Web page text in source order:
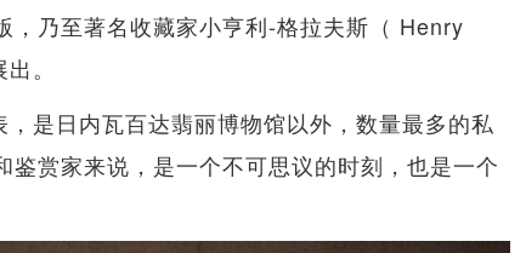
，乃至著名收藏家小亨利-格拉夫斯（ Henry
。
是日内瓦百达翡丽博物馆以外，数量最多的私
鉴赏家来说，是一个不可思议的时刻，也是一个